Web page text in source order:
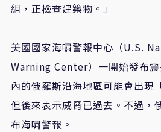
組，正檢查建築物。」
美國國家海嘯警報中心（U.S.
Warning Center）一開始發布
內的俄羅斯沿海地區可能會出現
但後來表示威脅已過去。不過，
布海嘯警報。